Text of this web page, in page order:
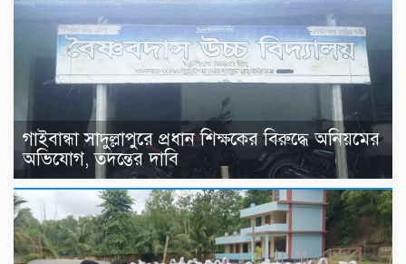
গাইবান্ধা সাদুল্লাপুরে প্রধান শিক্ষকের বিরুদ্ধে অনিয়মের
অভিযোগ, তদন্তের দাবি